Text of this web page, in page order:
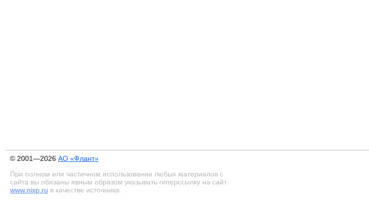
© 2001—2026 АО «Флант»
При полном или частичном использовании любых материалов с
сайта вы обязаны явным образом указывать гиперссылку на сайт
www.nixp.ru в качестве источника.